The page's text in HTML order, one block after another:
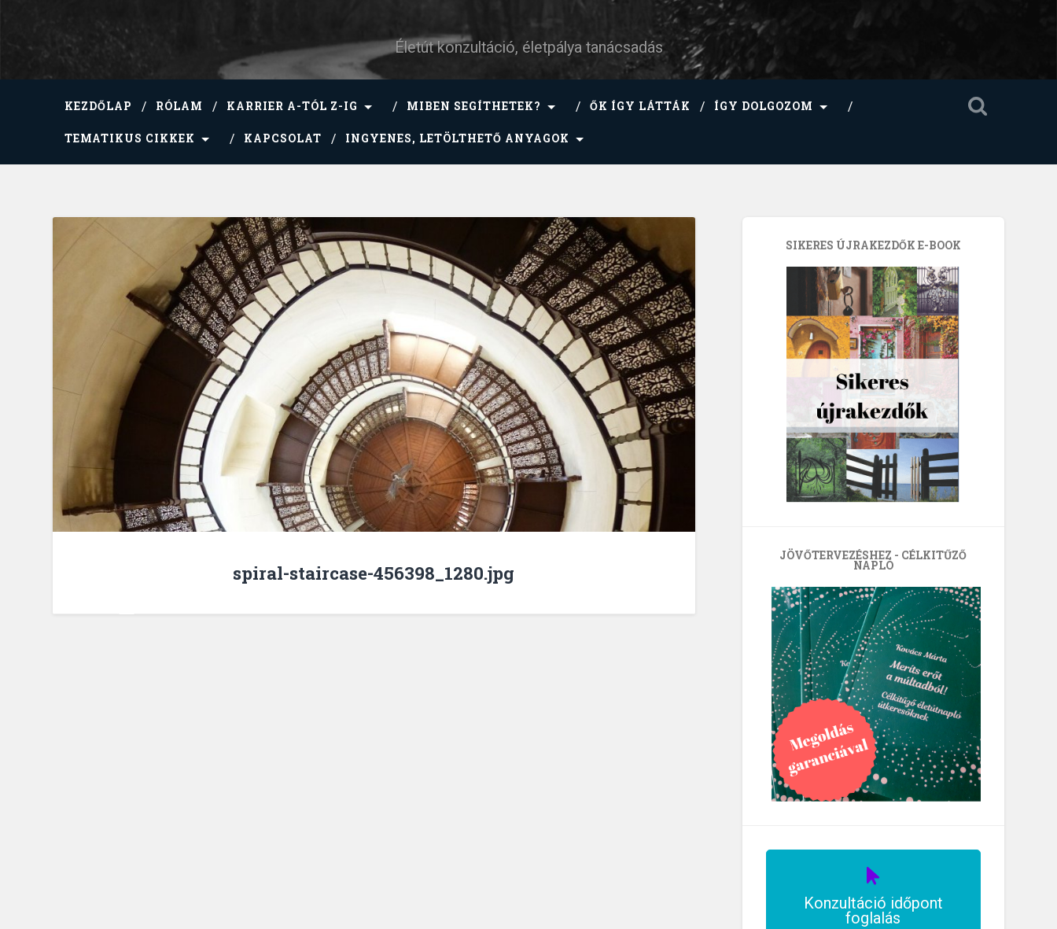
Életút konzultáció, életpálya tanácsadás
KEZDŐLAP RÓLAM KARRIER A-TÓL Z-IG MIBEN SEGÍTHETEK? ŐK ÍGY LÁTTÁK ÍGY DOLGOZOM
TEMATIKUS CIKKEK KAPCSOLAT INGYENES, LETÖLTHETŐ ANYAGOK
spiral-staircase-456398_1280.jpg
SIKERES ÚJRAKEZDŐK E-BOOK
JÖVŐTERVEZÉSHEZ - CÉLKITŰZŐ
NAPLÓ
Konzultáció időpont
foglalás